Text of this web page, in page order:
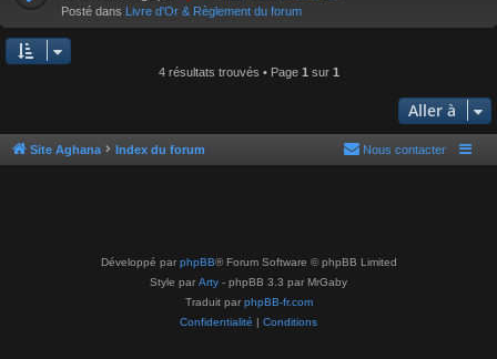
Posté dans Livre d'Or & Règlement du forum
4 résultats trouvés • Page 1 sur 1
Aller à
Site Aghana Index du forum Nous contacter
Développé par phpBB® Forum Software © phpBB Limited
Style par Arty - phpBB 3.3 par MrGaby
Traduit par phpBB-fr.com
Confidentialité | Conditions